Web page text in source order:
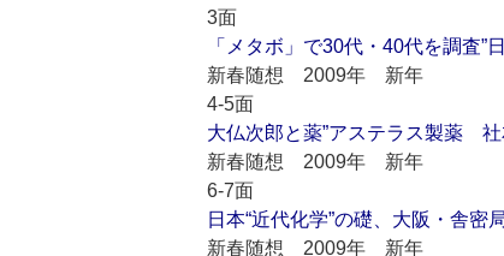
3面
「メタボ」で30代・40代を調査”
新春随想 2009年 新年
4-5面
大仏次郎と薬”アステラス製薬
新春随想 2009年 新年
6-7面
日本“近代化学”の礎、大阪・舎密
新春随想 2009年 新年